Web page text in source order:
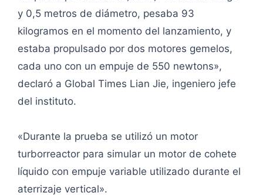
y 0,5 metros de diámetro, pesaba 93
kilogramos en el momento del lanzamiento, y
estaba propulsado por dos motores gemelos,
cada uno con un empuje de 550 newtons»,
declaró a Global Times Lian Jie, ingeniero jefe
del instituto.
«Durante la prueba se utilizó un motor
turborreactor para simular un motor de cohete
líquido con empuje variable utilizado durante el
aterrizaje vertical».